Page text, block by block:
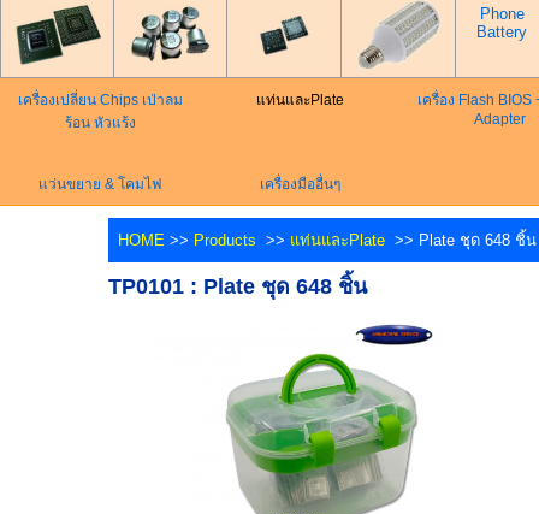
Phone
Battery
เครื่องเปลี่ยน Chips เป่าลม
ร้อน หัวแร้ง
แท่นและPlate
เครื่อง Flash BIOS
Adapter
แว่นขยาย & โคมไฟ เครื่องมืออื่นๆ
HOME >> Products >> แท่นและPlate >> Plate ชุด 648 ชิ้น
TP0101 : Plate ชุด 648 ชิ้น